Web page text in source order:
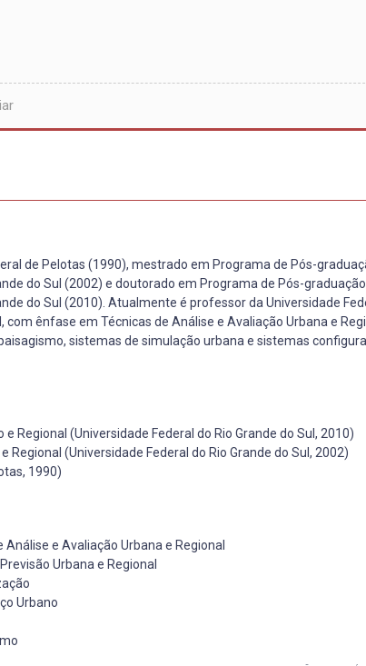
de Pelotas (1990), mestrado em Programa de Pós-
do Sul (2002) e doutorado em Programa de Pós-
do Sul (2010). Atualmente é professor da Universidade
ênfase em Técnicas de Análise e Avaliação Urbana e
sistemas de simulação urbana e sistemas
Regional (Universidade Federal do Rio Grande do Sul, 2010)
(Universidade Federal do Rio Grande do Sul, 2002)
1990)
e Avaliação Urbana e Regional
Urbana e Regional
Urbano